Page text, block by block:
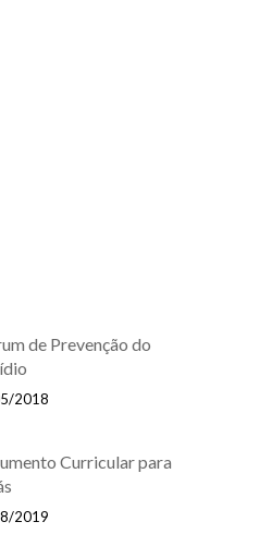
de Prevenção do
2018
Curricular para
2019